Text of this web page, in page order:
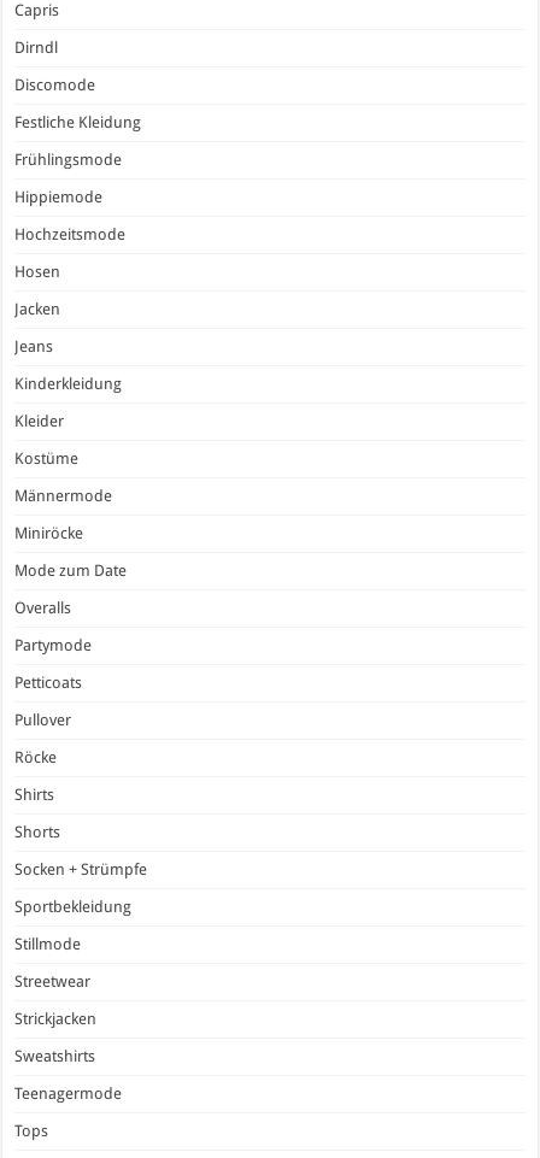
Capris
Dirndl
Discomode
Festliche Kleidung
Frühlingsmode
Hippiemode
Hochzeitsmode
Hosen
Jacken
Jeans
Kinderkleidung
Kleider
Kostüme
Männermode
Miniröcke
Mode zum Date
Overalls
Partymode
Petticoats
Pullover
Röcke
Shirts
Shorts
Socken + Strümpfe
Sportbekleidung
Stillmode
Streetwear
Strickjacken
Sweatshirts
Teenagermode
Tops